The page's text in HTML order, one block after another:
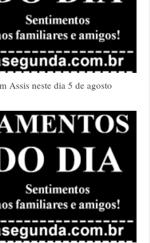
Assis neste dia 5 de agosto